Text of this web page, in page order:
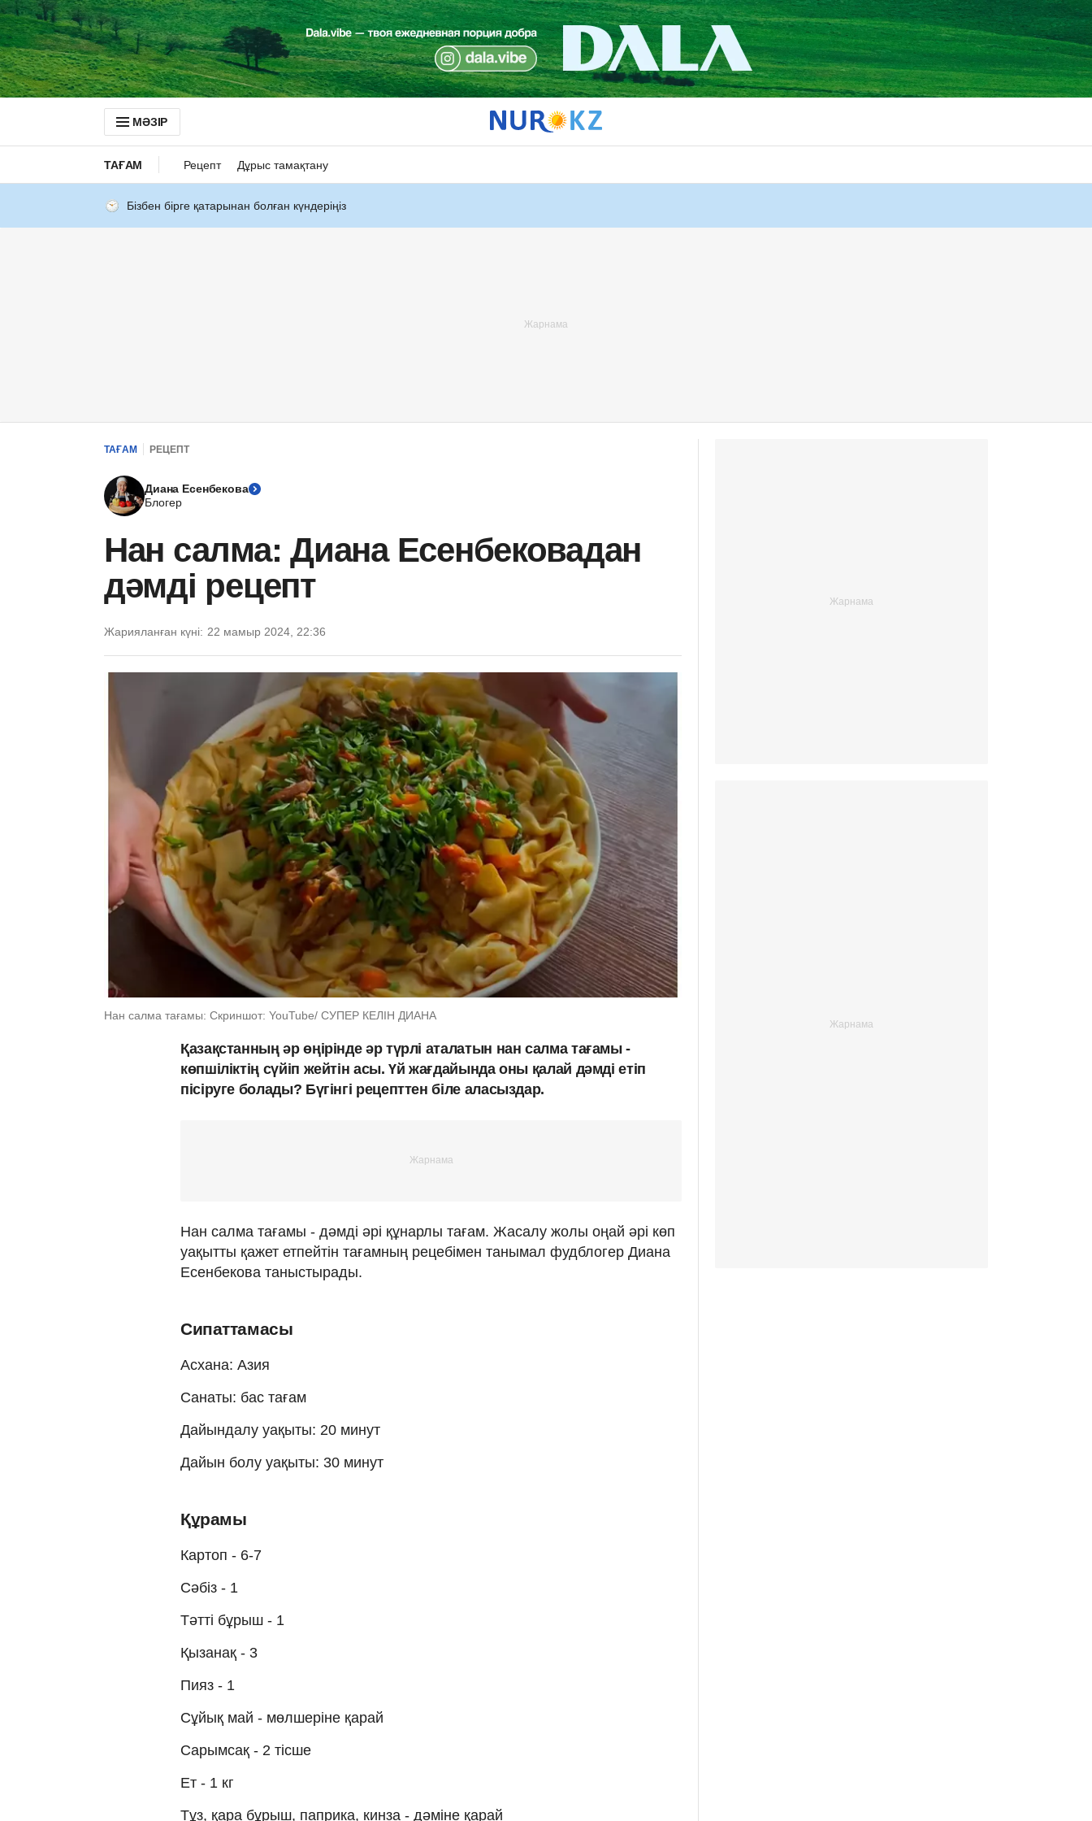
МӘЗІР
ТАҒАМ Рецепт Дұрыс тамақтану
Бізбен бірге қатарынан болған күндеріңіз
ТАҒАМ РЕЦЕПТ
Диана Есенбекова
Блогер
Нан салма: Диана Есенбековадан
дәмді рецепт
Жарияланған күні: 22 мамыр 2024, 22:36
Нан салма тағамы: Скриншот: YouTube/ СУПЕР КЕЛІН ДИАНА
Қазақстанның әр өңірінде әр түрлі аталатын нан салма тағамы -
көпшіліктің сүйіп жейтін асы. Үй жағдайында оны қалай дәмді етіп
пісіруге болады? Бүгінгі рецепттен біле аласыздар.
Нан салма тағамы - дәмді әрі құнарлы тағам. Жасалу жолы оңай әрі көп
уақытты қажет етпейтін тағамның рецебімен танымал фудблогер Диана
Есенбекова таныстырады.
Сипаттамасы
Асхана: Азия
Санаты: бас тағам
Дайындалу уақыты: 20 минут
Дайын болу уақыты: 30 минут
Құрамы
Картоп - 6-7
Сәбіз - 1
Тәтті бұрыш - 1
Қызанақ - 3
Пияз - 1
Cұйық май - мөлшеріне қарай
Сарымсақ - 2 тісше
Ет - 1 кг
Тұз, қара бұрыш, паприка, кинза - дәміне қарай